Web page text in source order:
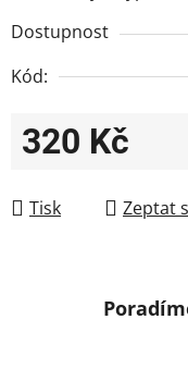
Dostupnost
Kód:
320 Kč
Tisk
Zeptat